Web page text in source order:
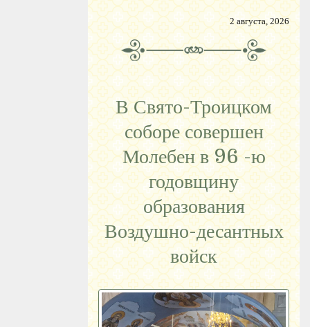
2 августа, 2026
В Свято-Троицком
соборе совершен
Молебен в 96 -ю
годовщину
образования
Воздушно-десантных
войск